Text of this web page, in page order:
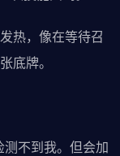
热，像在等待召
底牌。
不到我。但会加